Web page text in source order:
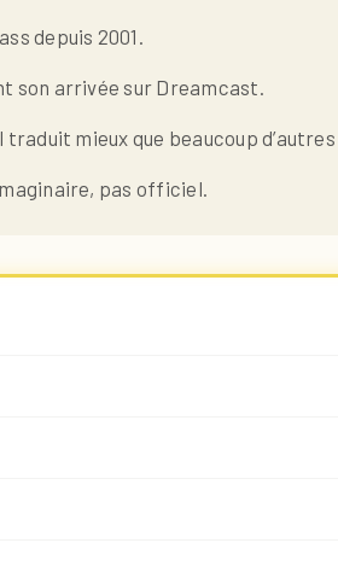
depuis 2001.
son arrivée sur Dreamcast.
mieux que beaucoup
pas officiel.